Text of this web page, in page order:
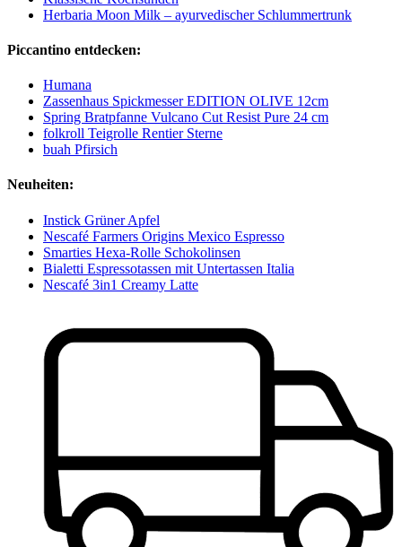
Herbaria Moon Milk – ayurvedischer Schlummertrunk
Piccantino entdecken:
Humana
Zassenhaus Spickmesser EDITION OLIVE 12cm
Spring Bratpfanne Vulcano Cut Resist Pure 24 cm
folkroll Teigrolle Rentier Sterne
buah Pfirsich
Neuheiten:
Instick Grüner Apfel
Nescafé Farmers Origins Mexico Espresso
Smarties Hexa-Rolle Schokolinsen
Bialetti Espressotassen mit Untertassen Italia
Nescafé 3in1 Creamy Latte